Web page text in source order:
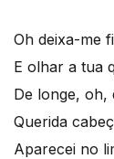
Oh deixa-me
E olhar a tua
De longe, oh,
Querida
Aparecei no